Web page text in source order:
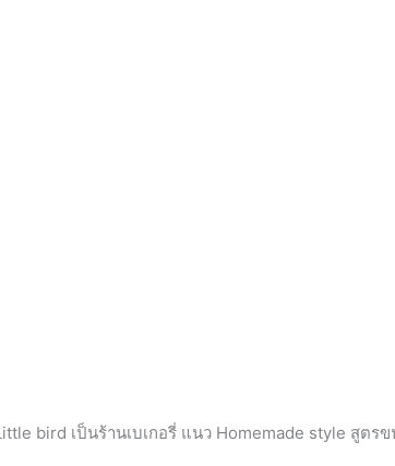
bird เป็นร้านเบเกอรี่ แนว Homemade style สูตร